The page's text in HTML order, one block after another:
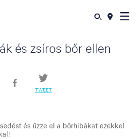
és zsíros bőr ellen
TWEET
és űzze el a bőrhibákat ezekkel